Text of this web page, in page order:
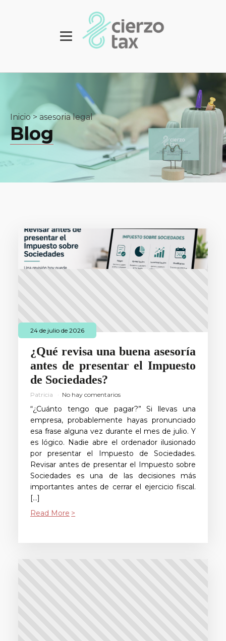
Inicio> asesoria legal
Blog
24 de julio de 2026
¿Qué revisa una buena asesoría
antes de presentar el Impuesto
de Sociedades?
Patricia No hay comentarios
“¿Cuánto tengo que pagar?” Si llevas una
empresa, probablemente hayas pronunciado
esa frase alguna vez durante el mes de julio. Y
es lógico. Nadie abre el ordenador ilusionado
por presentar el Impuesto de Sociedades.
Revisar antes de presentar el Impuesto sobre
Sociedades es una de las decisiones más
importantes antes de cerrar el ejercicio fiscal.
[…]
Read More